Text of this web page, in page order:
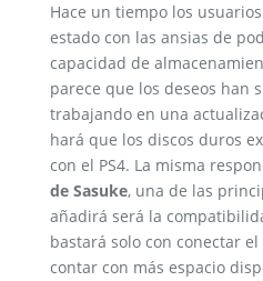
Hace un tiempo los
estado con las ansias de
capacidad de
parece que los deseos han
trabajando en una
hará que los discos duros
con el PS4. La misma
de Sasuke, una de las
añadirá será la
bastará solo con conectar el
contar con más espacio